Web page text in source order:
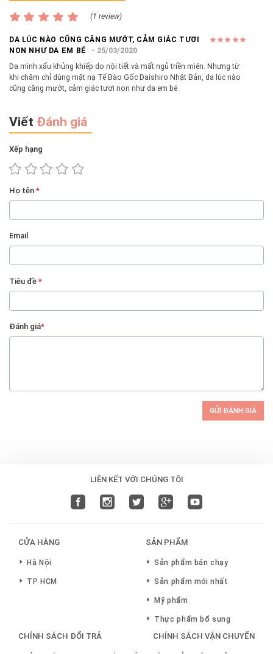
(1 review)
DA LÚC NÀO CŨNG CĂNG MƯỚT, CẢM GIÁC TƯƠI
NON NHƯ DA EM BÉ
25/03/2020
Da mình xấu khủng khiếp do nội tiết và mất ngủ triền miên. Nhưng từ
khi chăm chỉ dùng mặt nạ Tế Bào Gốc Daishiro Nhật Bản, da lúc nào
cũng căng mướt, cảm giác tươi non như da em bé
Viết Đánh giá
Xếp hạng
Họ tên *
Email
Tiêu đề *
Đánh giá*
GỬI ĐÁNH GIÁ
LIÊN KẾT VỚI CHÚNG TÔI
CỬA HÀNG
Hà Nội
TP HCM
SẢN PHẨM
Sản phẩm bán chạy
Sản phẩm mới nhất
Mỹ phẩm
Thực phẩm bổ sung
CHÍNH SÁCH ĐỔI TRẢ CHÍNH SÁCH VẬN CHUYỂN